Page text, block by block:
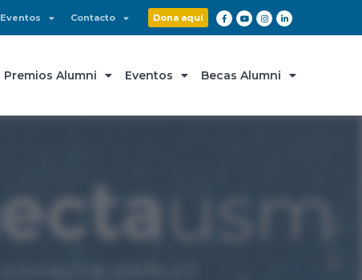
Eventos Contacto Dona aquí
Premios Alumni Eventos Becas Alumni